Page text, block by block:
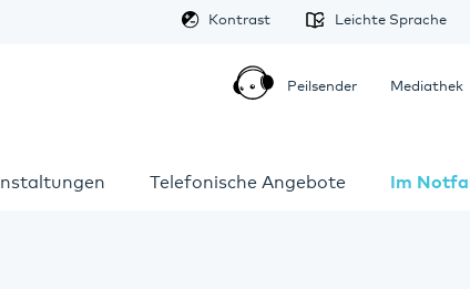
Telefonische Angebote Im Notfall
Leichte Sprache
Kontrast
Mediathek
Peilsender